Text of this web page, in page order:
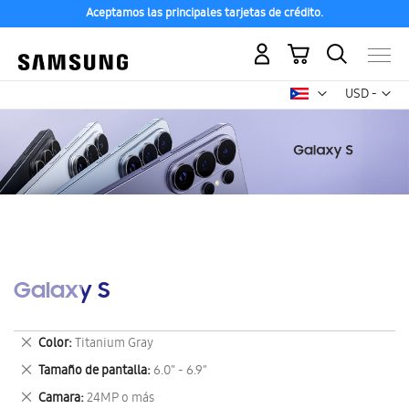
Aceptamos las principales tarjetas de crédito.
USD -
dólar
Mi carrito
Galaxy S
Color Titanium Gray
Eliminar
este
artículo
Tamaño de pantalla 6.0" - 6.9"
Eliminar
este
Camara 24MP o más
Eliminar